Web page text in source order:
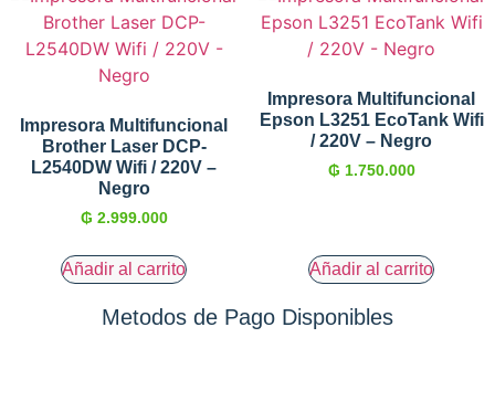
Impresora Multifuncional
Brother Laser DCP-
L2540DW Wifi / 220V –
Negro
₲ 2.999.000
Añadir al carrito
Impresora Multifuncional
Epson L3251 EcoTank Wifi
/ 220V – Negro
₲ 1.750.000
Añadir al carrito
Metodos de Pago Disponibles